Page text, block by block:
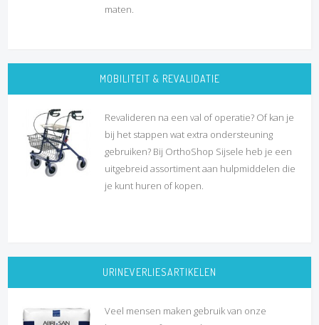
maten.
MOBILITEIT & REVALIDATIE
Revalideren na een val of operatie? Of kan je
bij het stappen wat extra ondersteuning
gebruiken? Bij OrthoShop Sijsele heb je een
uitgebreid assortiment aan hulpmiddelen die
je kunt huren of kopen.
URINEVERLIESARTIKELEN
Veel mensen maken gebruik van onze